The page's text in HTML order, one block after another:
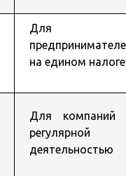
Для
на едином налоге
Для компаний
регулярной
деятельностью